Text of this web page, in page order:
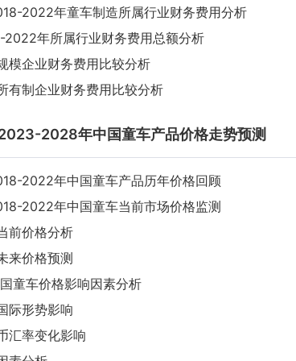
2022年童车制造所属行业财务费用分析
2022年所属行业财务费用总额分析
模企业财务费用比较分析
有制企业财务费用比较分析
2028年中国童车产品价格走势预测
2022年中国童车产品历年价格回顾
2022年中国童车当前市场价格监测
前价格分析
来价格预测
童车价格影响因素分析
际形势影响
汇率变化影响